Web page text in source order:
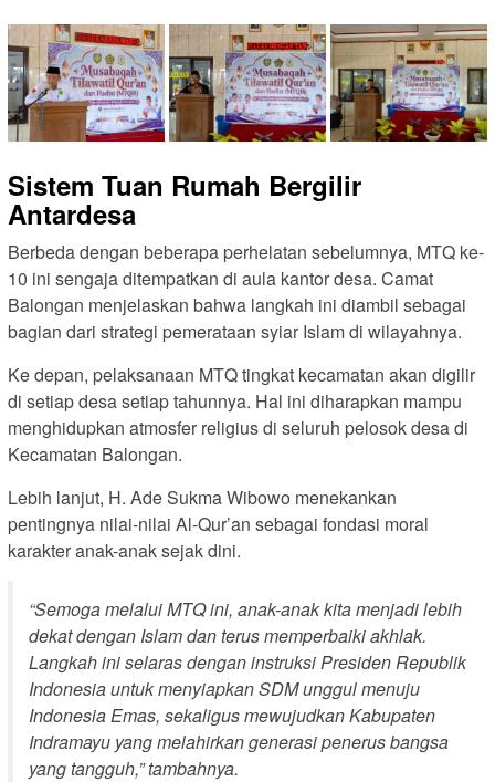
Sistem Tuan Rumah Bergilir
Antardesa
Berbeda dengan beberapa perhelatan sebelumnya, MTQ ke-
10 ini sengaja ditempatkan di aula kantor desa. Camat
Balongan menjelaskan bahwa langkah ini diambil sebagai
bagian dari strategi pemerataan syiar Islam di wilayahnya.
Ke depan, pelaksanaan MTQ tingkat kecamatan akan digilir
di setiap desa setiap tahunnya. Hal ini diharapkan mampu
menghidupkan atmosfer religius di seluruh pelosok desa di
Kecamatan Balongan.
Lebih lanjut, H. Ade Sukma Wibowo menekankan
pentingnya nilai-nilai Al-Qur’an sebagai fondasi moral
karakter anak-anak sejak dini.
“Semoga melalui MTQ ini, anak-anak kita menjadi lebih
dekat dengan Islam dan terus memperbaiki akhlak.
Langkah ini selaras dengan instruksi Presiden Republik
Indonesia untuk menyiapkan SDM unggul menuju
Indonesia Emas, sekaligus mewujudkan Kabupaten
Indramayu yang melahirkan generasi penerus bangsa
yang tangguh,” tambahnya.